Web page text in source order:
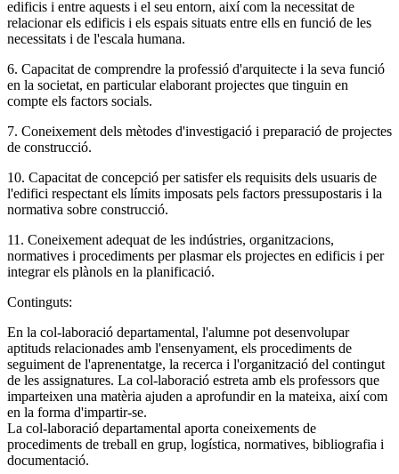
edificis i entre aquests i el seu entorn, així com la necessitat de
relacionar els edificis i els espais situats entre ells en funció de les
necessitats i de l'escala humana.
6. Capacitat de comprendre la professió d'arquitecte i la seva funció
en la societat, en particular elaborant projectes que tinguin en
compte els factors socials.
7. Coneixement dels mètodes d'investigació i preparació de projectes
de construcció.
10. Capacitat de concepció per satisfer els requisits dels usuaris de
l'edifici respectant els límits imposats pels factors pressupostaris i la
normativa sobre construcció.
11. Coneixement adequat de les indústries, organitzacions,
normatives i procediments per plasmar els projectes en edificis i per
integrar els plànols en la planificació.
Continguts:
En la col-laboració departamental, l'alumne pot desenvolupar
aptituds relacionades amb l'ensenyament, els procediments de
seguiment de l'aprenentatge, la recerca i l'organització del contingut
de les assignatures. La col-laboració estreta amb els professors que
imparteixen una matèria ajuden a aprofundir en la mateixa, així com
en la forma d'impartir-se.
La col-laboració departamental aporta coneixements de
procediments de treball en grup, logística, normatives, bibliografia i
documentació.